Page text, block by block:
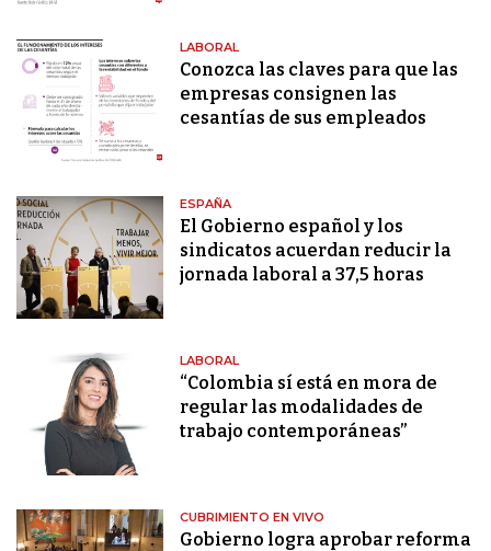
LABORAL
Conozca las claves para que las
empresas consignen las
cesantías de sus empleados
ESPAÑA
El Gobierno español y los
sindicatos acuerdan reducir la
jornada laboral a 37,5 horas
LABORAL
“Colombia sí está en mora de
regular las modalidades de
trabajo contemporáneas”
CUBRIMIENTO EN VIVO
Gobierno logra aprobar reforma